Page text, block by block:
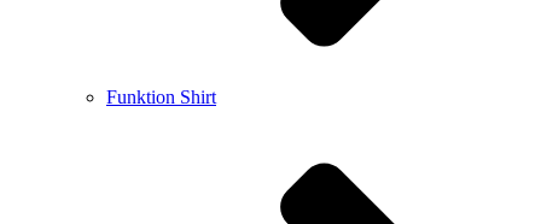
Funktion Shirt